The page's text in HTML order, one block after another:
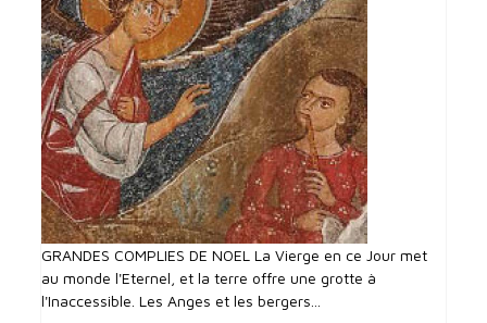
GRANDES COMPLIES DE NOEL La Vierge en ce Jour met
au monde l'Eternel, et la terre offre une grotte à
l'Inaccessible. Les Anges et les bergers...